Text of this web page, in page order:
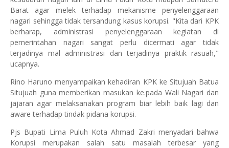
Barat agar melek terhadap mekanisme penyelenggaraan
nagari sehingga tidak tersandung kasus korupsi. "Kita dari KPK
berharap, administrasi penyelenggaraan kegiatan di
pemerintahan nagari sangat perlu dicermati agar tidak
terjadinya mal administrasi dan terjadinya praktik rasuah,"
ucapnya.
Rino Haruno menyampaikan kehadiran KPK ke Situjuah Batua
Situjuah guna memberikan masukan ke.pada Wali Nagari dan
jajaran agar melaksanakan program biar lebih baik lagi dan
aware terhadap tindak pidana korupsi.
Pjs Bupati Lima Puluh Kota Ahmad Zakri menyadari bahwa
Korupsi merupakan salah satu masalah terbesar yang